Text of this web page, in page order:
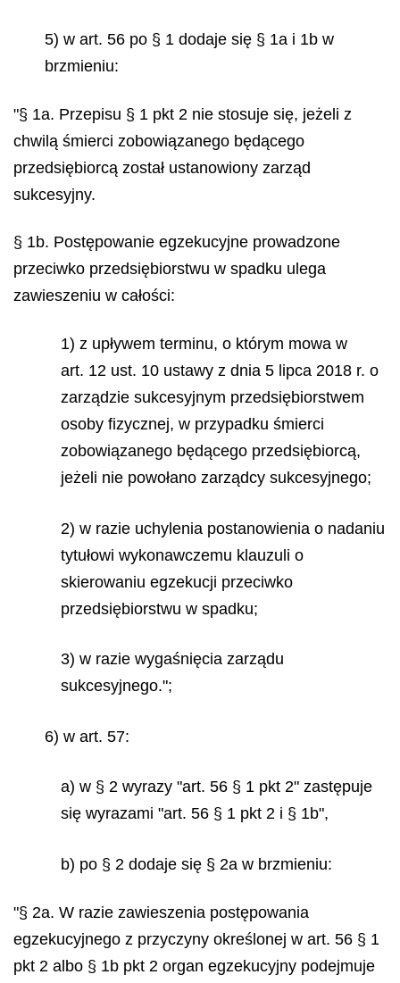
5) w art. 56 po § 1 dodaje się § 1a i 1b w
brzmieniu:
"§ 1a. Przepisu § 1 pkt 2 nie stosuje się, jeżeli z
chwilą śmierci zobowiązanego będącego
przedsiębiorcą został ustanowiony zarząd
sukcesyjny.
§ 1b. Postępowanie egzekucyjne prowadzone
przeciwko przedsiębiorstwu w spadku ulega
zawieszeniu w całości:
1) z upływem terminu, o którym mowa w
art. 12 ust. 10 ustawy z dnia 5 lipca 2018 r. o
zarządzie sukcesyjnym przedsiębiorstwem
osoby fizycznej, w przypadku śmierci
zobowiązanego będącego przedsiębiorcą,
jeżeli nie powołano zarządcy sukcesyjnego;
2) w razie uchylenia postanowienia o nadaniu
tytułowi wykonawczemu klauzuli o
skierowaniu egzekucji przeciwko
przedsiębiorstwu w spadku;
3) w razie wygaśnięcia zarządu
sukcesyjnego.";
6) w art. 57:
a) w § 2 wyrazy "art. 56 § 1 pkt 2" zastępuje
się wyrazami "art. 56 § 1 pkt 2 i § 1b",
b) po § 2 dodaje się § 2a w brzmieniu:
"§ 2a. W razie zawieszenia postępowania
egzekucyjnego z przyczyny określonej w art. 56 § 1
pkt 2 albo § 1b pkt 2 organ egzekucyjny podejmuje